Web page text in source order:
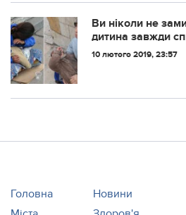
зціленні від
Статисти...
Ви ніколи не
дитина завжди
жебpаків? А я
10 лютого 2019, 23:57
Головна
Новини